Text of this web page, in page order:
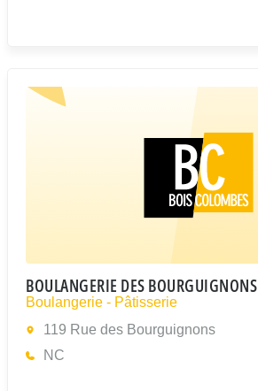
BOULANGERIE DES BOURGUIGNONS
Boulangerie - Pâtisserie
119 Rue des Bourguignons
NC